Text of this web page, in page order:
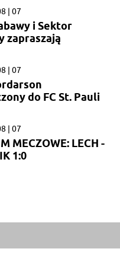
| 07
i Sektor
zapraszają
| 07
do FC St. Pauli
| 07
MECZOWE: LECH -
1:0